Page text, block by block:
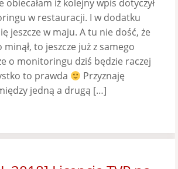
obiecałam iż kolejny wpis dotyczył
w restauracji. I w dodatku
jeszcze w maju. A tu nie dość, że
to jeszcze już z samego
o monitoringu dziś będzie raczej
to prawda
Przyznaję
jedną a drugą […]